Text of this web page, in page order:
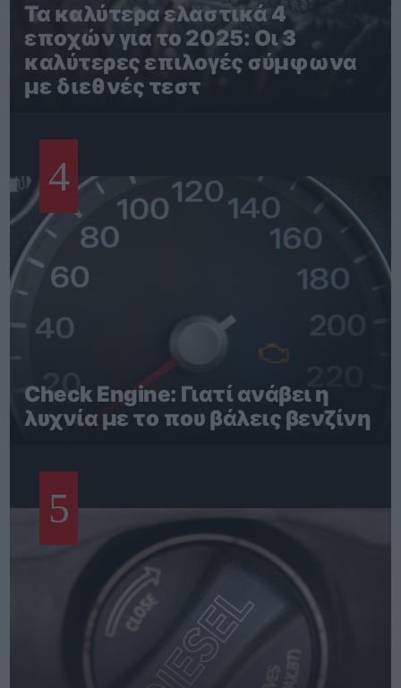
Τα καλύτερα ελαστικά 4
εποχών για το 2025: Οι 3
καλύτερες επιλογές σύμφωνα
με διεθνές τεστ
4
Check Engine: Γιατί ανάβει η
λυχνία με το που βάλεις βενζίνη
5